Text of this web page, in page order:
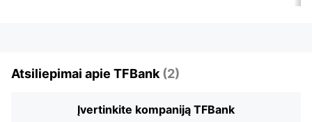
Atsiliepimai apie TFBank (2)
Įvertinkite kompaniją TFBank